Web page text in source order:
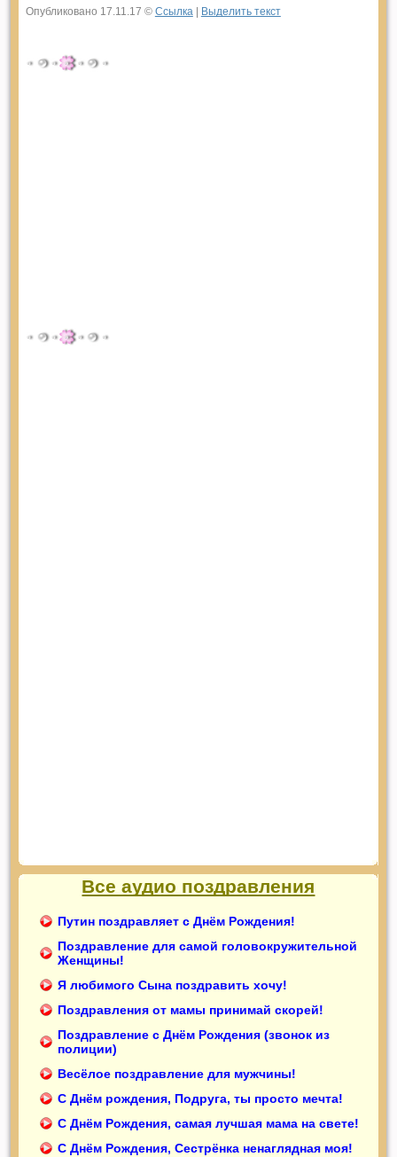
Опубликовано 17.11.17 © Ссылка| Выделить текст
Все аудио поздравления
Путин поздравляет с Днём Рождения!
Поздравление для самой головокружительной
Женщины!
Я любимого Сына поздравить хочу!
Поздравления от мамы принимай скорей!
Поздравление с Днём Рождения (звонок из
полиции)
Весёлое поздравление для мужчины!
С Днём рождения, Подруга, ты просто мечта!
С Днём Рождения, самая лучшая мама на свете!
С Днём Рождения, Сестрёнка ненаглядная моя!